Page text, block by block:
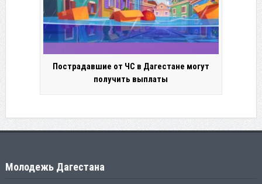
Пострадавшие от ЧС в Дагестане могут
получить выплаты
Молодежь Дагестана